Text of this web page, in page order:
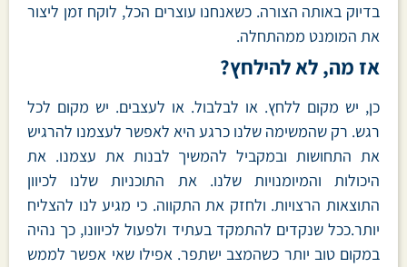
בדיוק באותה הצורה. כשאנחנו עוצרים הכל, לוקח זמן ליצור
את המומנט ממהתחלה.
אז מה, לא להילחץ?
כן, יש מקום ללחץ. או לבלבול. או לעצבים. יש מקום לכל
רגש. רק שהמשימה שלנו כרגע היא לאפשר לעצמנו להרגיש
את התחושות ובמקביל להמשיך לבנות את עצמנו. את
היכולות והמיומנויות שלנו. את התוכניות שלנו לכיוון
התוצאות הרצויות. ולחזק את התקווה. כי מגיע לנו להצליח
יותר.ככל שנקדים להתמקד בעתיד ולפעול לכיוונו, כך נהיה
במקום טוב יותר כשהמצב ישתפר. אפילו שאי אפשר לממש